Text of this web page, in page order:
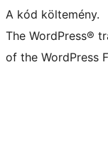
A kód költemény.
The WordPress®
of the WordPress